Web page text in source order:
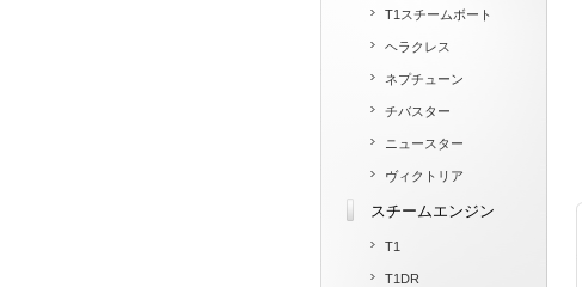
T1スチームボート
ヘラクレス
ネプチューン
チバスター
ニュースター
ヴィクトリア
スチームエンジン
T1
T1DR